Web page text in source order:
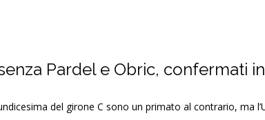
Pardel e Obric, confermati
del girone C sono un primato al contrario, ma